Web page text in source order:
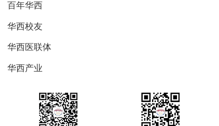
百年华西
华西校友
华西医联体
华西产业